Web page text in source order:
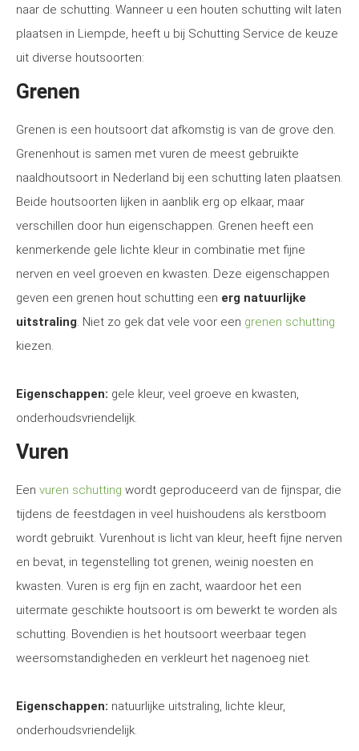
naar de schutting. Wanneer u een houten schutting wilt laten
plaatsen in Liempde, heeft u bij Schutting Service de keuze
uit diverse houtsoorten:
Grenen
Grenen is een houtsoort dat afkomstig is van de grove den.
Grenenhout is samen met vuren de meest gebruikte
naaldhoutsoort in Nederland bij een schutting laten plaatsen.
Beide houtsoorten lijken in aanblik erg op elkaar, maar
verschillen door hun eigenschappen. Grenen heeft een
kenmerkende gele lichte kleur in combinatie met fijne
nerven en veel groeven en kwasten. Deze eigenschappen
geven een grenen hout schutting een erg natuurlijke
uitstraling. Niet zo gek dat vele voor een grenen schutting
kiezen.
Eigenschappen: gele kleur, veel groeve en kwasten,
onderhoudsvriendelijk.
Vuren
Een vuren schutting wordt geproduceerd van de fijnspar, die
tijdens de feestdagen in veel huishoudens als kerstboom
wordt gebruikt. Vurenhout is licht van kleur, heeft fijne nerven
en bevat, in tegenstelling tot grenen, weinig noesten en
kwasten. Vuren is erg fijn en zacht, waardoor het een
uitermate geschikte houtsoort is om bewerkt te worden als
schutting. Bovendien is het houtsoort weerbaar tegen
weersomstandigheden en verkleurt het nagenoeg niet.
Eigenschappen: natuurlijke uitstraling, lichte kleur,
onderhoudsvriendelijk.